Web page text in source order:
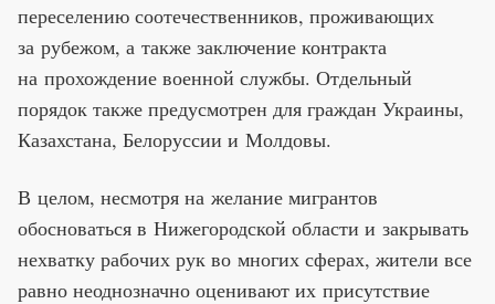
переселению соотечественников, проживающих
за рубежом, а также заключение контракта
на прохождение военной службы. Отдельный
порядок также предусмотрен для граждан Украины,
Казахстана, Белоруссии и Молдовы.
В целом, несмотря на желание мигрантов
обосноваться в Нижегородской области и закрывать
нехватку рабочих рук во многих сферах, жители все
равно неоднозначно оценивают их присутствие